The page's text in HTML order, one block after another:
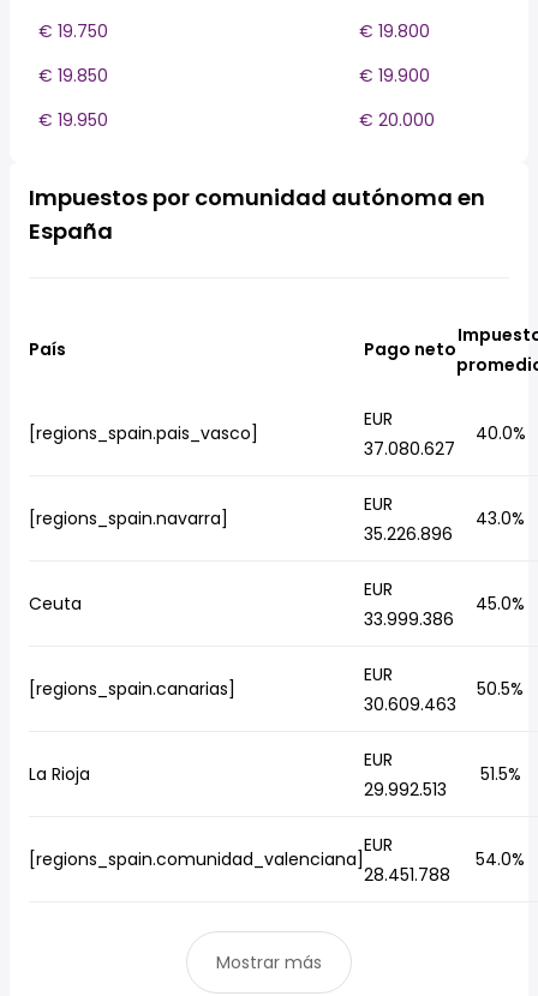
€ 19.750
€ 19.800
€ 19.850
€ 19.900
€ 19.950
€ 20.000
Impuestos por comunidad autónoma en
España
País Pago neto
[regions_spain.pais_vasco]
EUR
37.080.627
40.0%
[regions_spain.navarra]
EUR
35.226.896
43.0%
Ceuta
EUR
33.999.386
45.0%
[regions_spain.canarias]
EUR
30.609.463
50.5%
La Rioja
EUR
29.992.513
51.5%
[regions_spain.comunidad_valenciana]
EUR
28.451.788
54.0%
Mostrar más